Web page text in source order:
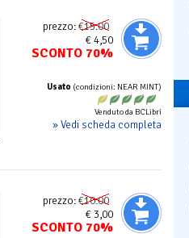
prezzo:€15.00
€ 4,50
SCONTO 70%
Usato (condizioni: NEAR MINT)
Venduto da BCLibri
» Vedi scheda completa
prezzo:€10.00
€ 3,00
SCONTO 70%